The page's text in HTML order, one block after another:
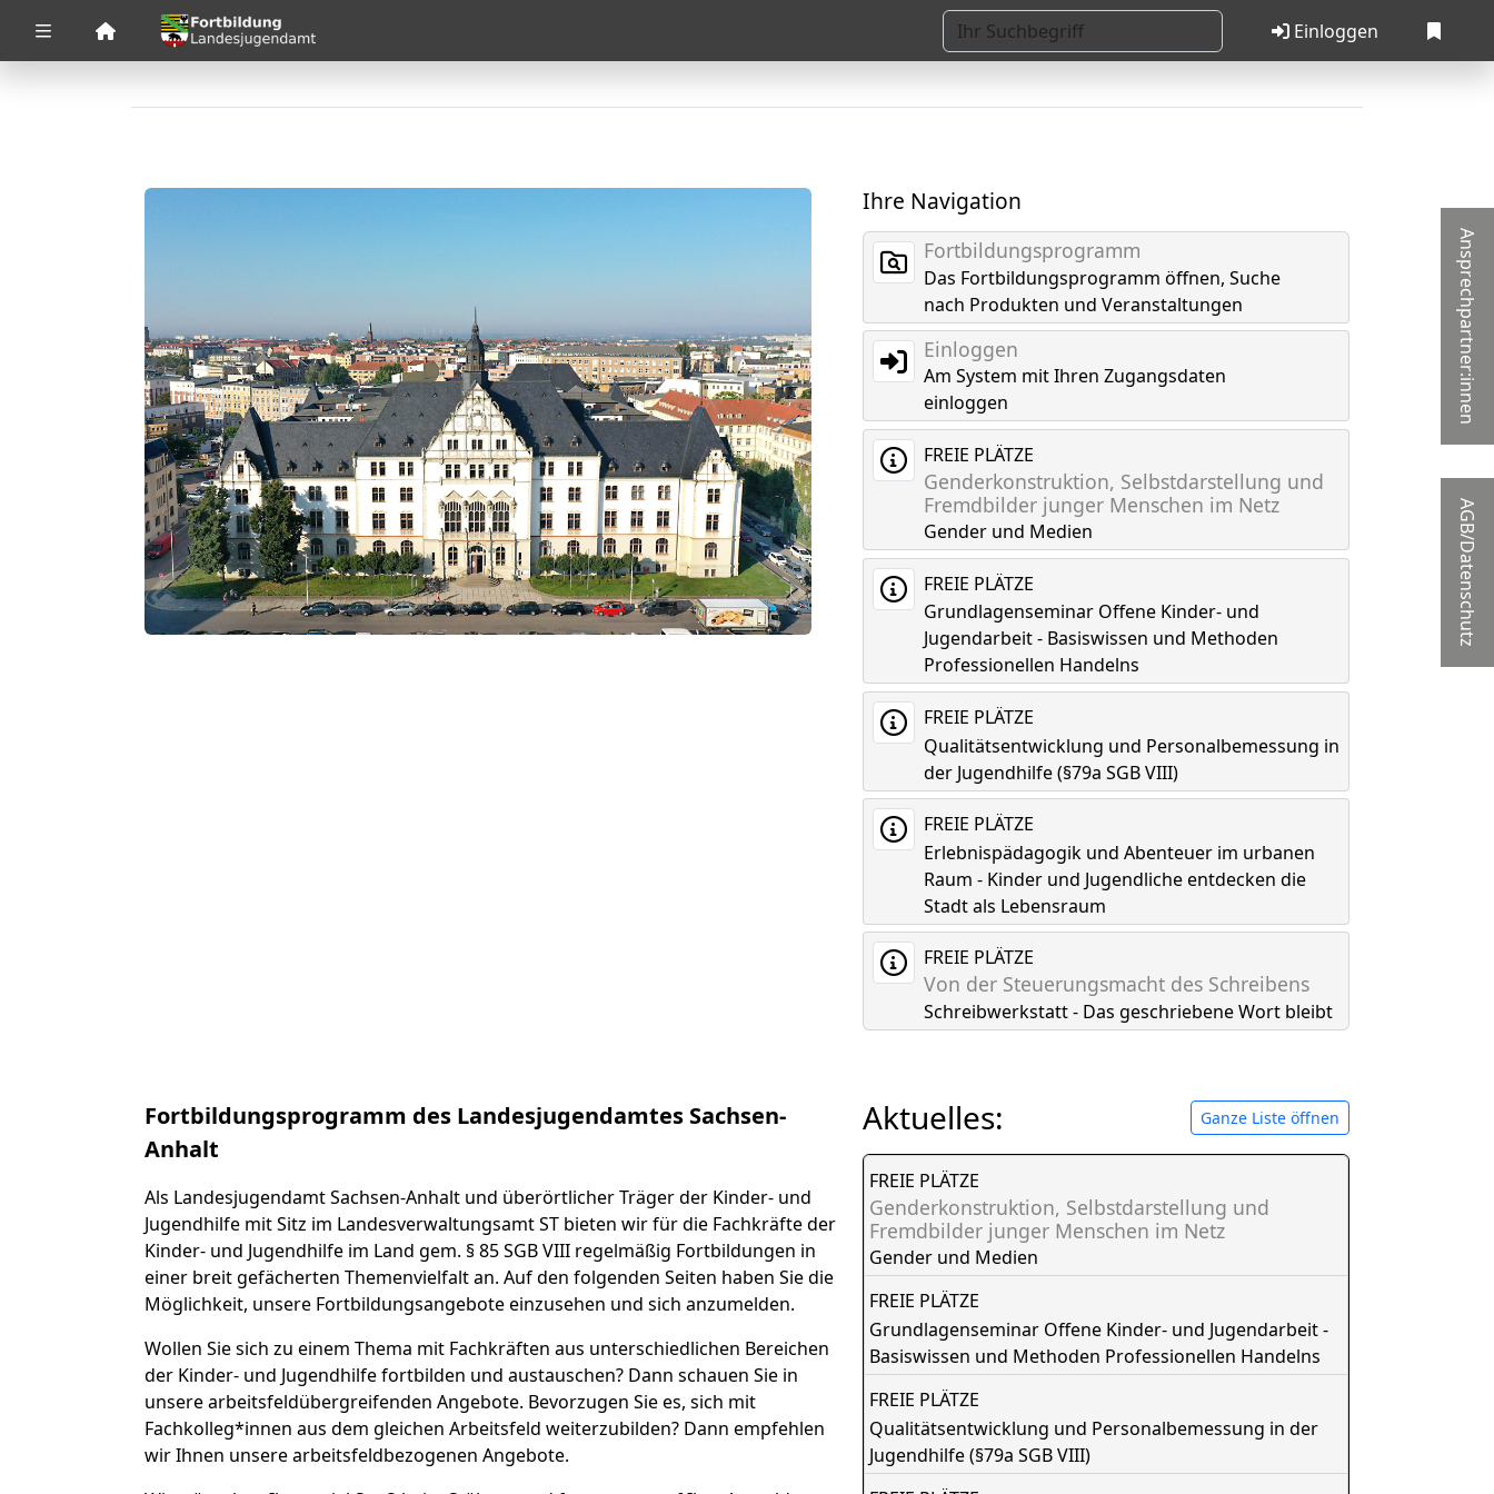
Einloggen
Zuklappen
Ansprechpartner:innen
AGB/Datenschutz
Ihre Navigation
Fortbildungsprogramm
Das Fortbildungsprogramm öffnen, Suche
nach Produkten und Veranstaltungen
Einloggen
Am System mit Ihren Zugangsdaten
einloggen
FREIE PLÄTZE
Genderkonstruktion, Selbstdarstellung und
Fremdbilder junger Menschen im Netz
Gender und Medien
FREIE PLÄTZE
Grundlagenseminar Offene Kinder- und
Jugendarbeit - Basiswissen und Methoden
Professionellen Handelns
FREIE PLÄTZE
Qualitätsentwicklung und Personalbemessung in
der Jugendhilfe (§79a SGB VIII)
FREIE PLÄTZE
Erlebnispädagogik und Abenteuer im urbanen
Raum - Kinder und Jugendliche entdecken die
Stadt als Lebensraum
FREIE PLÄTZE
Von der Steuerungsmacht des Schreibens
Schreibwerkstatt - Das geschriebene Wort bleibt
Fortbildungsprogramm des Landesjugendamtes Sachsen-
Anhalt
Als Landesjugendamt Sachsen-Anhalt und überörtlicher Träger der Kinder- und
Jugendhilfe mit Sitz im Landesverwaltungsamt ST bieten wir für die Fachkräfte der
Kinder- und Jugendhilfe im Land gem. § 85 SGB VIII regelmäßig Fortbildungen in
einer breit gefächerten Themenvielfalt an. Auf den folgenden Seiten haben Sie die
Möglichkeit, unsere Fortbildungsangebote einzusehen und sich anzumelden.
Wollen Sie sich zu einem Thema mit Fachkräften aus unterschiedlichen Bereichen
der Kinder- und Jugendhilfe fortbilden und austauschen? Dann schauen Sie in
unsere arbeitsfeldübergreifenden Angebote. Bevorzugen Sie es, sich mit
Fachkolleg*innen aus dem gleichen Arbeitsfeld weiterzubilden? Dann empfehlen
wir Ihnen unsere arbeitsfeldbezogenen Angebote.
Aktuelles: Ganze Liste öffnen
FREIE PLÄTZE
Genderkonstruktion, Selbstdarstellung und
Fremdbilder junger Menschen im Netz
Gender und Medien
FREIE PLÄTZE
Grundlagenseminar Offene Kinder- und Jugendarbeit -
Basiswissen und Methoden Professionellen Handelns
FREIE PLÄTZE
Qualitätsentwicklung und Personalbemessung in der
Jugendhilfe (§79a SGB VIII)